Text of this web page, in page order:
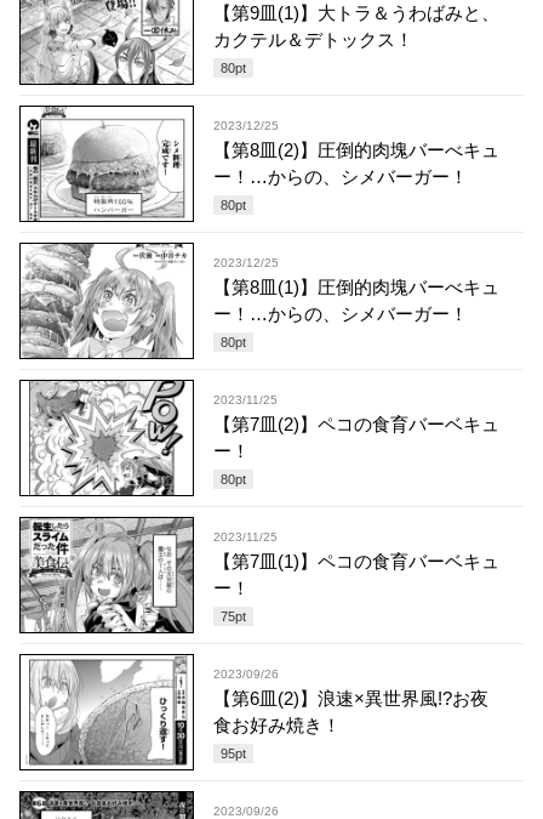
【第9皿(1)】大トラ＆うわばみと、
カクテル＆デトックス！
80pt
2023/12/25
【第8皿(2)】圧倒的肉塊バーべキュ
ー！…からの、シメバーガー！
80pt
2023/12/25
【第8皿(1)】圧倒的肉塊バーべキュ
ー！…からの、シメバーガー！
80pt
2023/11/25
【第7皿(2)】ペコの食育バーベキュ
ー！
80pt
2023/11/25
【第7皿(1)】ペコの食育バーベキュ
ー！
75pt
2023/09/26
【第6皿(2)】浪速×異世界風!?お夜
食お好み焼き！
95pt
2023/09/26